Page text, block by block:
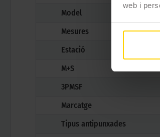
web i
Model
Mesures
Estació
M+S
3PMSF
Marcatge
Tipus antipunxades